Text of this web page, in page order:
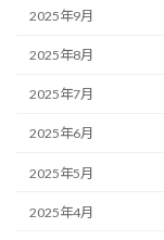
2025年9月
2025年8月
2025年7月
2025年6月
2025年5月
2025年4月